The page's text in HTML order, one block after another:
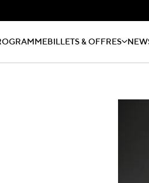
BILLETS & OFFRES